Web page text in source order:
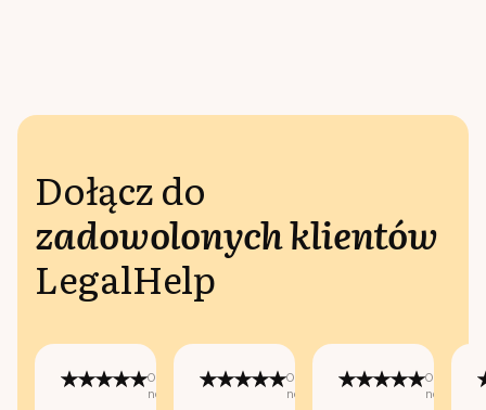
Dołącz do
zadowolonych klientów
LegalHelp
Opublikowano
na:
Opublikowano
na:
na: